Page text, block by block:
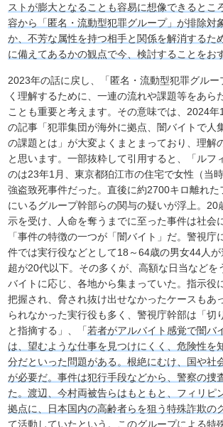
ストが膨大となることも容易に想像できるとこ
容から「匿名・流動型犯罪グループ」が排除対
か、不芳な属性を持つ相手と関係を解消するた
に備えてあるかの観点で今、検討することをお
2023年の話に戻し、「匿名・流動型犯罪グルー
く理解するために、一連の流れや課題等をあら
ことも重要と考えます。その意味では、2024
の記事「犯罪集団が海外に拠点、闇バイトで人
の課題とは」が大変よくまとまっており、理解
と思います。一部抜粋して引用すると、「ルフ
のは23年1月、東京都狛江市の住宅で女性（当
強盗致死事件だった。直後に約2700キロ離れ
にいるグループ幹部らの関与の疑いが浮上。20
示を受け、人命を奪うまでに至った事件は社会
「事件の特徴の一つが「闇バイト」だ。警視庁
件では実行役などとして18～64歳の男女44人が
超が20代以下。その多くが、高額な日当などを
バイトに応じ、各地から集まっていた。指示役
把握され、脅され抜け出せなかったケースもあ
られなかった実行役も多く、警視庁幹部は「切
と指摘する」、「若者がアルバイト感覚で闇バ
は、望むような仕事を見つけにくく、危険性を
分だといった問題がある。根絶にむけ、国や社
が必要だ。事件は犯行手段などから、警察の捜
た。渡辺、今村両被告らはもともと、フィリピ
拠点に、日本国内の高齢者らを狙う特殊詐欺の
て活動していたという。このグループによる特